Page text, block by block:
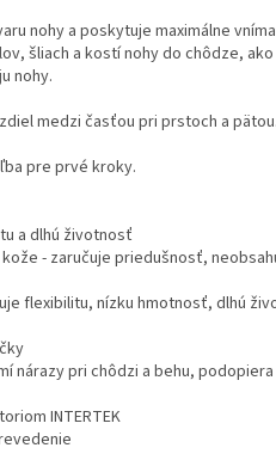
nohy a poskytuje maximálne
šliach a kostí nohy do chôdze,
nohy.
medzi časťou pri prstoch a pätou.
pre prvé kroky.
a dlhú životnosť
- zaručuje priedušnosť,
flexibilitu, nízku hmotnosť, dlhú
nárazy pri chôdzi a behu,
INTERTEK